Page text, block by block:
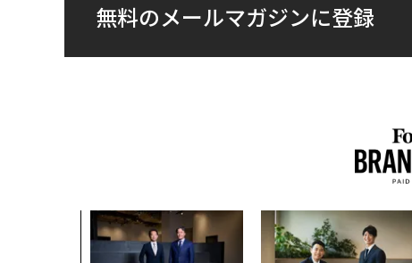
無料のメールマガジンに登録